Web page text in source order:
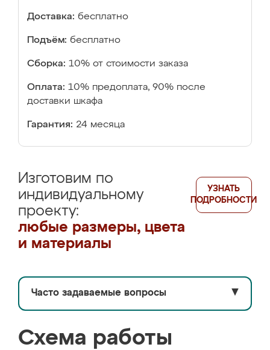
Доставка: бесплатно
Подъём: бесплатно
Сборка: 10% от стоимости заказа
Оплата: 10% предоплата, 90% после
доставки шкафа
Гарантия: 24 месяца
Изготовим по
индивидуальному
проекту:
любые размеры, цвета
и материалы
УЗНАТЬ
ПОДРОБНОСТИ
Часто задаваемые вопросы ▼
Схема работы